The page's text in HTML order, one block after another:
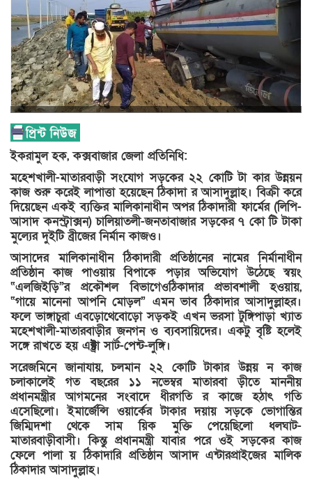
ইকরামুল হক, কক্সবাজার জেলা প্রতিনিধি:
মহেশখালী-মাতারবাড়ী সংযোগ সড়কের ২২ কোটি টা কার উন্নয়ন
কাজ শুরু করেই লাপাত্তা হয়েছেন ঠিকাদা র আসাদুল্লাহ। বিক্রী করে
দিয়েছেন একই ব্যক্তির মালিকানাধীন অপর ঠিকাদারী ফার্মের (লিপি-
আসাদ কনস্ট্রাক্সন) চালিয়াতলী-জনতাবাজার সড়কের ৭ কো টি টাকা
মুল্যের দুইটি ব্রীজের নির্মান কাজও।
আসাদের মালিকানাধীন ঠিকাদারী প্রতিষ্ঠানের নামের নির্মানাধীন
প্রতিষ্ঠান কাজ পাওয়ায় বিপাকে পড়ার অভিযোগ উঠেছে স্বয়ং
“এলজিইড়ি”র প্রকৌশল বিভাগেওঠিকাদার প্রভাবশালী হওয়ায়,
“গায়ে মানেনা আপনি মোড়ল” এমন ভাব ঠিকাদার আসাদুল্লাহর।
ফলে ভাঙ্গাচুরা এবড়োথেবোড়ো সড়কই এখন ভরসা টুঙ্গিপাড়া খ্যাত
মহেশখালী-মাতারবাড়ীর জনগন ও ব্যবসায়িদের। একটু বৃষ্টি হলেই
সঙ্গে রাখতে হয় এক্ট্রা সার্ট-পেন্ট-লুঙ্গি।
সরেজমিনে জানাযায়, চলমান ২২ কোটি টাকার উন্নয় ন কাজ
চলাকালেই গত বছরের ১১ নভেম্বর মাতারবা ড়ীতে মাননীয়
প্রধানমন্ত্রীর আগমনের সংবাদে ধীরগতি র কাজে হঠাৎ গতি
এসেছিলো। ইমার্জেন্সি ওয়ার্কের টাকার দয়ায় সড়কে ভোগান্তির
জিম্মিদশা থেকে সাম য়িক মুক্তি পেয়েছিলো ধলঘাট-
মাতারবাড়ীবাসী। কিন্তু প্রধানমন্ত্রী যাবার পরে ওই সড়কের কাজ
ফেলে পালা য় ঠিকাদারি প্রতিষ্ঠান আসাদ এন্টারপ্রাইজের মালিক
ঠিকাদার আসাদুল্লাহ।